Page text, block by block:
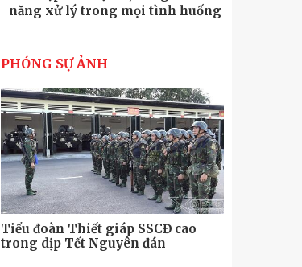
năng xử lý trong mọi tình huống
vệ “vững mạnh, rộng khắp” ngay
Trung đoàn Pháo binh 452: Huấn
luyện giỏi nâng cao sức mạnh
chiến đấu
Tiểu đoàn Thiết giáp hoàn thành
tốt diễn tập chiến thuật có bắn đạn
thật
Nơi sinh viên rèn ý trí, luyện kỹ
năng
PHÓNG SỰ ẢNH
Tiểu đoàn Thiết giáp SSCĐ cao
trong dịp Tết Nguyên đán